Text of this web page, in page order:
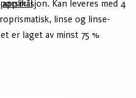
Kan leveres med 4
linse og linse-
er laget av minst 75 %